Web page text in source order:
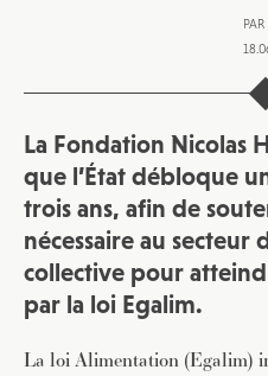
PAR
La Fondation Nicolas
que l’État débloque
trois ans, afin de
nécessaire au secteur
collective pour
par la loi Egalim.
La loi Alimentation (Egalim)